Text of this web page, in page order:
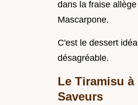
dans la fraise
Mascarpone.
C'est le dessert
désagréable.
Le Tiramisu
Saveurs